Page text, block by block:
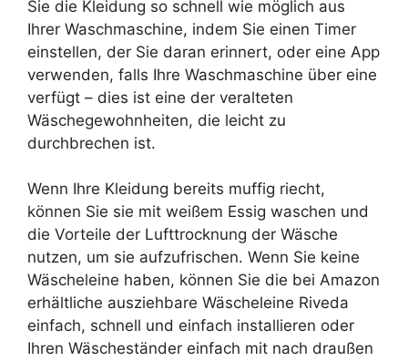
Sie die Kleidung so schnell wie möglich aus
Ihrer Waschmaschine, indem Sie einen Timer
einstellen, der Sie daran erinnert, oder eine App
verwenden, falls Ihre Waschmaschine über eine
verfügt – dies ist eine der veralteten
Wäschegewohnheiten, die leicht zu
durchbrechen ist.
Wenn Ihre Kleidung bereits muffig riecht,
können Sie sie mit weißem Essig waschen und
die Vorteile der Lufttrocknung der Wäsche
nutzen, um sie aufzufrischen. Wenn Sie keine
Wäscheleine haben, können Sie die bei Amazon
erhältliche ausziehbare Wäscheleine Riveda
einfach, schnell und einfach installieren oder
Ihren Wäscheständer einfach mit nach draußen